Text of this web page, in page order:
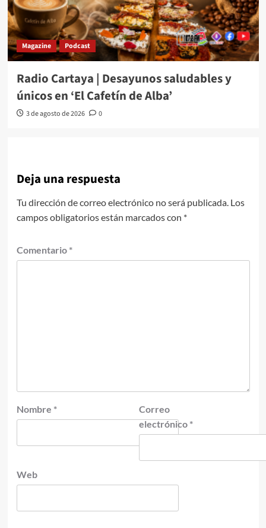
Magazine Podcast
Radio Cartaya | Desayunos saludables y
únicos en ‘El Cafetín de Alba’
3 de agosto de 2026 0
Deja una respuesta
Tu dirección de correo electrónico no será publicada. Los
campos obligatorios están marcados con *
Comentario *
Nombre *
Correo
electrónico *
Web